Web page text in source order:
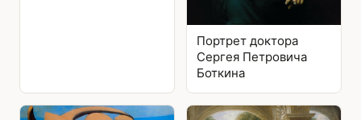
Портрет доктора
Сергея Петровича
Боткина